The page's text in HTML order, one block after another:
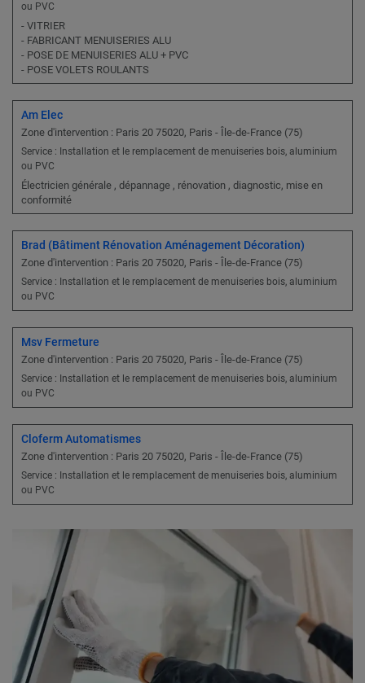
ou PVC
- VITRIER
- FABRICANT MENUISERIES ALU
- POSE DE MENUISERIES ALU + PVC
- POSE VOLETS ROULANTS
Am Elec
Zone d'intervention : Paris 20 75020, Paris - Île-de-France (75)
Service : Installation et le remplacement de menuiseries bois, aluminium
ou PVC
Électricien générale , dépannage , rénovation , diagnostic, mise en
conformité
Brad (Bâtiment Rénovation Aménagement Décoration)
Zone d'intervention : Paris 20 75020, Paris - Île-de-France (75)
Service : Installation et le remplacement de menuiseries bois, aluminium
ou PVC
Msv Fermeture
Zone d'intervention : Paris 20 75020, Paris - Île-de-France (75)
Service : Installation et le remplacement de menuiseries bois, aluminium
ou PVC
Cloferm Automatismes
Zone d'intervention : Paris 20 75020, Paris - Île-de-France (75)
Service : Installation et le remplacement de menuiseries bois, aluminium
ou PVC